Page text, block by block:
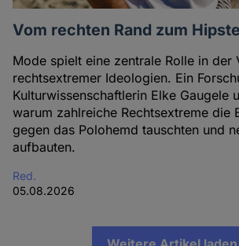
Vom rechten Rand zum
Mode spielt eine zentrale Rolle in der
rechtsextremer Ideologien. Ein
Kulturwissenschaftlerin Elke Gaugele
warum zahlreiche Rechtsextreme die
gegen das Polohemd tauschten und
aufbauten.
Red.
05.08.2026